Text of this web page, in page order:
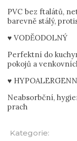
PVC bez ftalátů,
barevně stálý,
♥ VODĚODOLNÝ
Perfektní do
pokojů a
♥
Neabsorbční,
prach
Kategorie: